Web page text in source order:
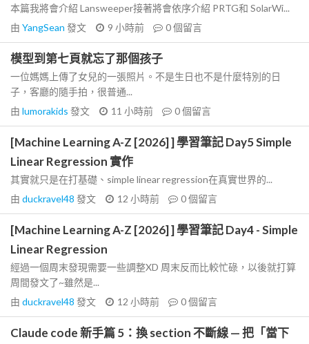
本篇我將會介紹 Lansweeper接著將會依序介紹 PRTG和 SolarWi...
由 YangSean 發文 9 小時前 0個留言
模型到第七頁就忘了那個孩子
一位媽媽上傳了女兒的一張照片。不是生日也不是什麼特別的日
子，客廳的隨手拍，很普通...
由 lumorakids 發文 11 小時前 0個留言
[Machine Learning A-Z [2026] ] 學習筆記 Day5 Simple
Linear Regression 實作
其實就只是在打基礎、simple linear regression在真實世界的...
由 duckravel48 發文 12 小時前 0個留言
[Machine Learning A-Z [2026] ] 學習筆記 Day4 - Simple
Linear Regression
經過一個周末發現需要一些調整XD 周末反而比較忙碌，以後就打算
周間發文了~雖然是...
由 duckravel48 發文 12 小時前 0個留言
Claude code 新手篇 5：換 section 不斷線 — 把「當下